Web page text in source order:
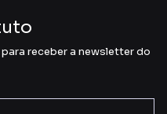
receber a newsletter do